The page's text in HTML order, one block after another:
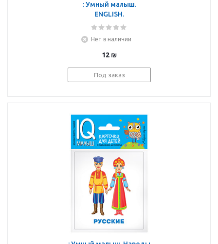
: Умный малыш.
ENGLISH.
Противоположности.
Нет в наличии
12 ₪
Под заказ